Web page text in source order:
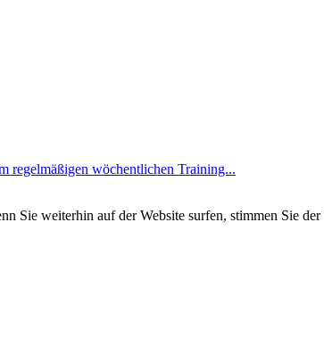
regelmäßigen wöchentlichen Training...
Sie weiterhin auf der Website surfen, stimmen Sie